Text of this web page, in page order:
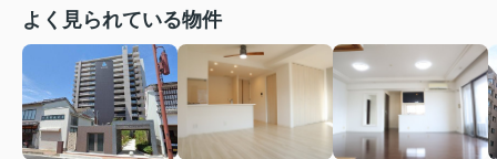
よく見られている物件